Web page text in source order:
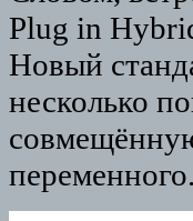
Plug in
Новый
несколько
переменного.